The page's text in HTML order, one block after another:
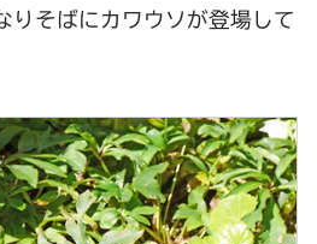
りそばにカワウソが登場して